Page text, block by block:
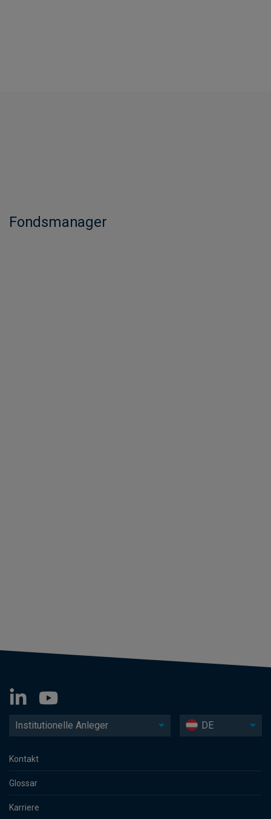
Fondsmanager​​​​​​​​​​​​​​​​​​​​
Institutionelle Anleger DE
Kontakt
Glossar
Karriere